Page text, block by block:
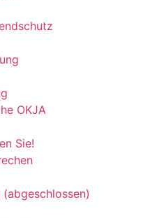
OKJA
Sie!